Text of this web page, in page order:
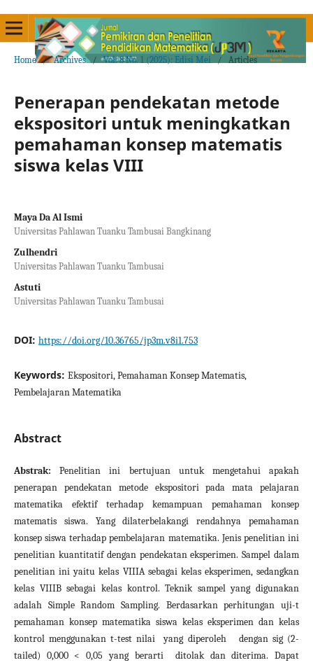
Home / Archives / Vol. 8 No. 1 (2025): Edisi Mei / Articles
Penerapan pendekatan metode
ekspositori untuk meningkatkan
pemahaman konsep matematis
siswa kelas VIII
Maya Da Al Ismi
Universitas Pahlawan Tuanku Tambusai Bangkinang
Zulhendri
Universitas Pahlawan Tuanku Tambusai
Astuti
Universitas Pahlawan Tuanku Tambusai
DOI: https://doi.org/10.36765/jp3m.v8i1.753
Keywords: Ekspositori, Pemahaman Konsep Matematis,
Pembelajaran Matematika
Abstract
Abstrak:Penelitian ini bertujuan untuk mengetahui apakah
penerapan pendekatan metode ekspositori pada mata pelajaran
matematika efektif terhadap kemampuan pemahaman konsep
matematis siswa. Yang dilaterbelakangi rendahnya pemahaman
konsep siswa terhadap pembelajaran matematika. Jenis penelitian ini
penelitian kuantitatif dengan pendekatan eksperimen. Sampel dalam
penelitian ini yaitu kelas VIIIA sebagai kelas eksperimen, sedangkan
kelas VIIIB sebagai kelas kontrol. Teknik sampel yang digunakan
adalah Simple Random Sampling. Berdasarkan perhitungan uji-t
pemahaman konsep matematika siswa kelas eksperimen dan kelas
kontrol menggunakan t-test nilai yang diperoleh dengan sig (2-
tailed) 0,000 < 0,05 yang berarti ditolak dan diterima. Dapat